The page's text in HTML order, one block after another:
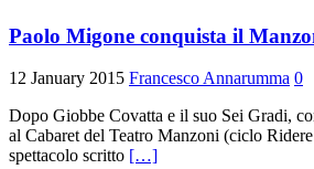
Paolo Migone conquista il
12 January 2015 Francesco Annarumma 0
Dopo Giobbe Covatta e il suo Sei Gradi,
al Cabaret del Teatro Manzoni (ciclo
spettacolo scritto […]